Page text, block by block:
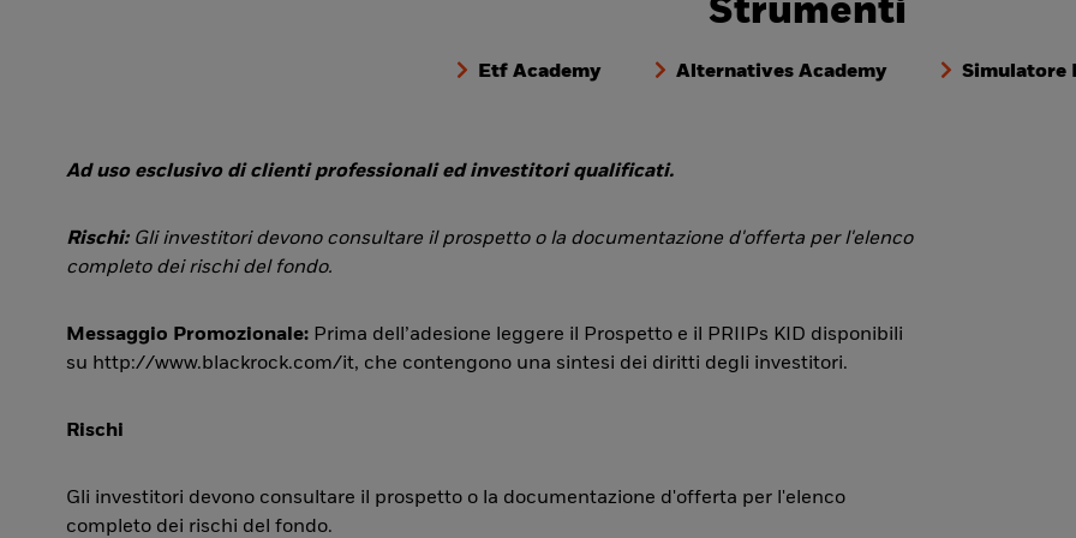
Strumenti
Etf Academy Alternatives Academy Simulatore
Ad uso esclusivo di clienti professionali ed investitori qualificati.
Rischi: Gli investitori devono consultare il prospetto o la documentazione d'offerta per l'elenco
completo dei rischi del fondo.
Messaggio Promozionale: Prima dell’adesione leggere il Prospetto e il PRIIPs KID disponibili
su http://www.blackrock.com/it, che contengono una sintesi dei diritti degli investitori.
Rischi
Gli investitori devono consultare il prospetto o la documentazione d'offerta per l'elenco
completo dei rischi del fondo.